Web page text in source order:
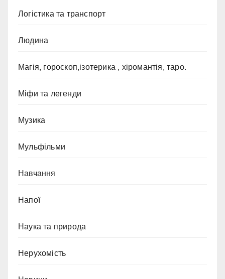
Логістика та транспорт
Людина
Магія, гороскоп,ізотерика , хіромантія, таро.
Міфи та легенди
Музика
Мульфільми
Навчання
Напої
Наука та природа
Нерухомість